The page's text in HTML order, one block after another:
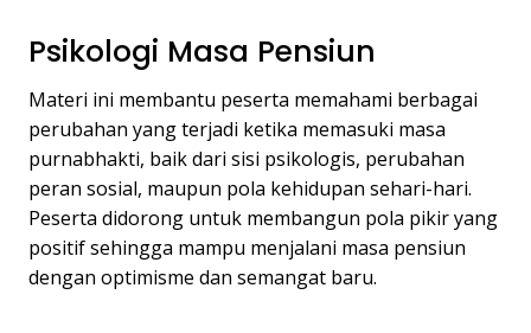
Psikologi Masa Pensiun
Materi ini membantu peserta memahami berbagai
perubahan yang terjadi ketika memasuki masa
purnabhakti, baik dari sisi psikologis, perubahan
peran sosial, maupun pola kehidupan sehari-hari.
Peserta didorong untuk membangun pola pikir yang
positif sehingga mampu menjalani masa pensiun
dengan optimisme dan semangat baru.